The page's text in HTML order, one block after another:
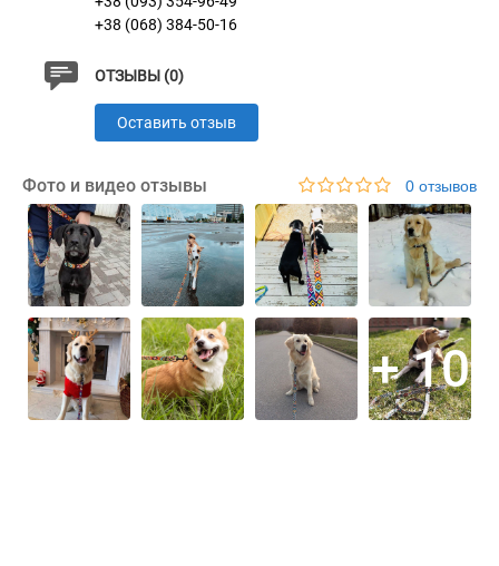
+38 (068) 384-50-16
ОТЗЫВЫ (0)
Оставить отзыв
Фото и видео отзывы 0 отзывов
+ 10